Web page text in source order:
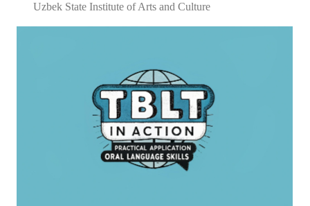
Uzbek State Institute of Arts and Culture